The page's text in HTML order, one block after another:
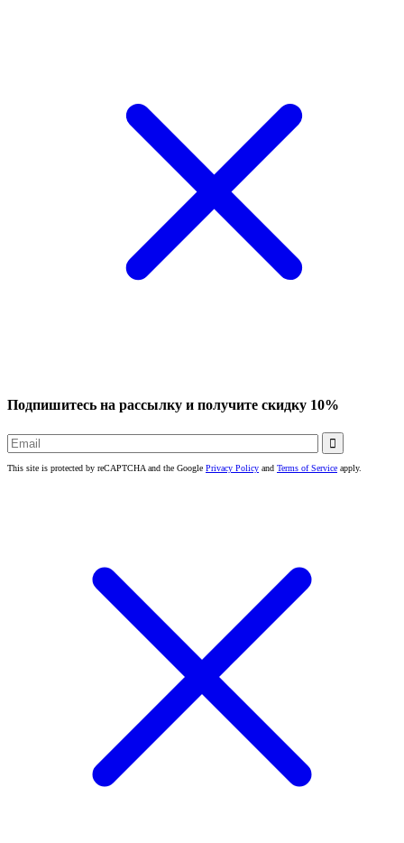
Подпишитесь на рассылку и получите скидку 10%

This site is protected by reCAPTCHA and the Google Privacy Policy and Terms of Service apply.